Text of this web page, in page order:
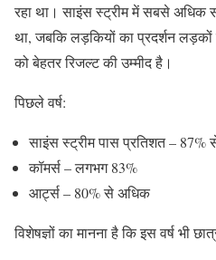
रहा था। साइंस स्ट्रीम में सबसे अधिक
था, जबकि लड़कियों का प्रदर्शन लड़कों
को बेहतर रिजल्ट की उम्मीद है।
पिछले वर्ष:
साइंस स्ट्रीम पास प्रतिशत – 87%
कॉमर्स – लगभग 83%
आर्ट्स – 80% से अधिक
विशेषज्ञों का मानना है कि इस वर्ष भी